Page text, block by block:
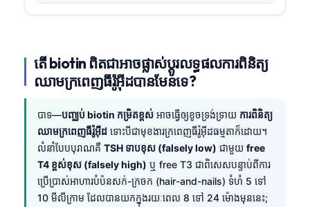
តើ biotin ពិតជាអាចផ្លាស់ប្តូរលទ្ធផលការពិនិត្យ
ឈាមក្រពេញធីរ៉ូអ៊ីដបានមែនទេ?
បាទ—បញ្ឈប់ biotin កម្រិតខ្ពស់ អាចធ្វើឲ្យខូចទ្រង់ទ្រាយ ការពិនិត្យ
ឈាមក្រពេញធីរ៉ូអ៊ីដ ទោះបីជាមុខងារក្រពេញធីរ៉ូអ៊ីដធម្មតាក៏ដោយ។
លំនាំបែបបុរាណគឺ TSH ទាបខុស (falsely low) ជាមួយ free
T4 ខ្ពស់ខុស (falsely high) ឬ free T3 ជាពិសេសបន្ទាប់ពីការ
ប្រើប្រាស់អាហារបំប៉នសក់-ក្រចក (hair-and-nails) ទំហំ 5 ទៅ
10 មីលីក្រាម ដែលបានយកក្នុងរយៈពេល 8 ទៅ 24 ម៉ោងមុននេះ;